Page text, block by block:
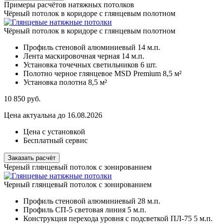
Примеры расчётов натяжных потолков
Чёрный потолок в коридоре с глянцевым полотном
Чёрный потолок в коридоре с глянцевым полотном
Профиль стеновой алюминиевый 14 м.п.
Лента маскировочная черная 14 м.п.
Установка точечных светильников 6 шт.
Полотно черное глянцевое MSD Premium 8,5 м²
Установка полотна 8,5 м²
10 850 руб.
Цена актуальна до 16.08.2026
Цена с установкой
Бесплатный сервис
Заказать расчёт
Черный глянцевый потолок с зонированием
Черный глянцевый потолок с зонированием
Профиль стеновой алюминиевый 28 м.п.
Профиль СП-5 световая линия 5 м.п.
Конструкция перехода уровня с подсветкой ПЛ-75 5 м.п.